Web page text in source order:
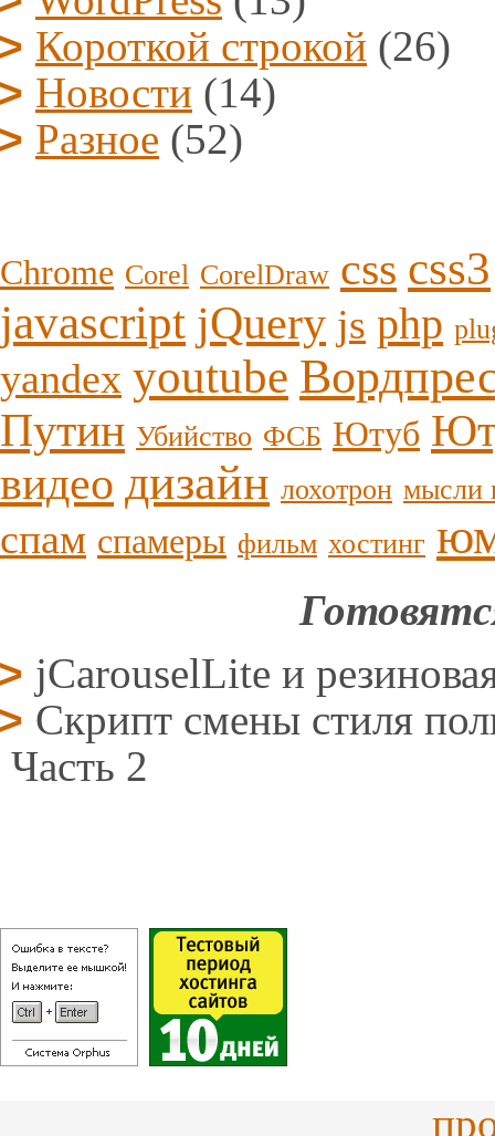
Короткой строкой (26)
Новости (14)
Разное (52)
Chrome Corel CorelDraw css css3
javascript jQuery js php
yandex youtube
Путин Убийство ФСБ Ютуб
видео дизайн лохотрон мысли
спам спамеры фильм хостинг
jCarouselLite и
Скрипт смены стиля
Часть 2